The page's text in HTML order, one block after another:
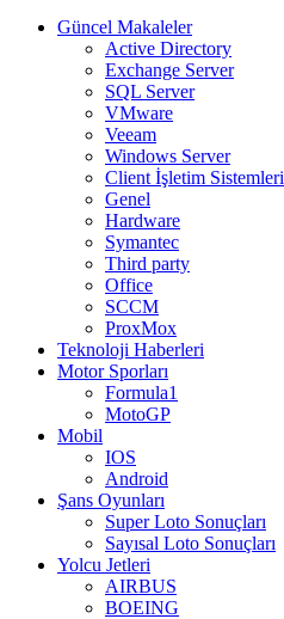
Güncel Makaleler
Active Directory
Exchange Server
SQL Server
VMware
Veeam
Windows Server
Client İşletim Sistemleri
Genel
Hardware
Symantec
Third party
Office
SCCM
ProxMox
Teknoloji Haberleri
Motor Sporları
Formula1
MotoGP
Mobil
IOS
Android
Şans Oyunları
Super Loto Sonuçları
Sayısal Loto Sonuçları
Yolcu Jetleri
AIRBUS
BOEING